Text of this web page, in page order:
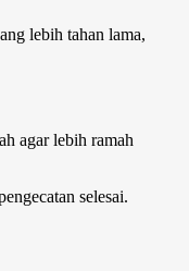
lebih tahan lama,
agar lebih ramah
selesai.